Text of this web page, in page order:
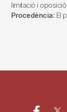
limitació i
Procedència: El